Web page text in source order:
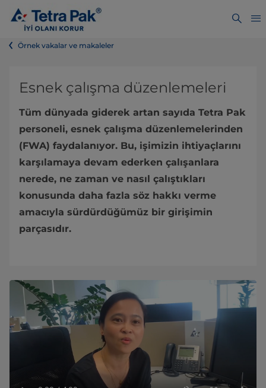
Örnek vakalar ve makaleler
Esnek çalışma düzenlemeleri
Tüm dünyada giderek artan sayıda Tetra Pak
personeli, esnek çalışma düzenlemelerinden
(FWA) faydalanıyor. Bu, işimizin ihtiyaçlarını
karşılamaya devam ederken çalışanlara
nerede, ne zaman ve nasıl çalıştıkları
konusunda daha fazla söz hakkı verme
amacıyla sürdürdüğümüz bir girişimin
parçasıdır.